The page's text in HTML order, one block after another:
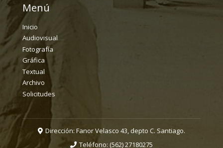
Menú
Inicio
Audiovisual
Fotografía
Gráfica
Textual
Archivo
Solicitudes
Dirección: Fanor Velasco 43, depto C. Santiago.
Teléfono: (562) 27180275